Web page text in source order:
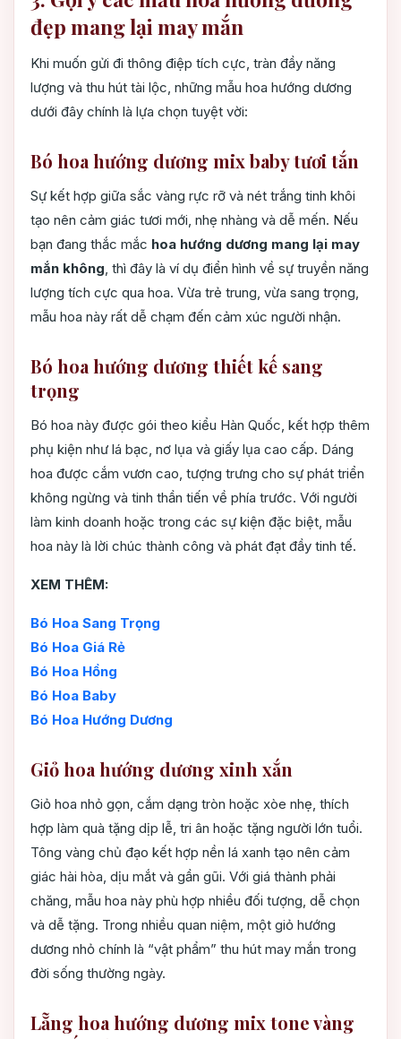
đẹp mang lại may mắn
Khi muốn gửi đi thông điệp tích cực, tràn đầy năng
lượng và thu hút tài lộc, những mẫu hoa hướng dương
dưới đây chính là lựa chọn tuyệt vời:
Bó hoa hướng dương mix baby tươi tắn
Sự kết hợp giữa sắc vàng rực rỡ và nét trắng tinh khôi
tạo nên cảm giác tươi mới, nhẹ nhàng và dễ mến. Nếu
bạn đang thắc mắc hoa hướng dương mang lại may
mắn không, thì đây là ví dụ điển hình về sự truyền năng
lượng tích cực qua hoa. Vừa trẻ trung, vừa sang trọng,
mẫu hoa này rất dễ chạm đến cảm xúc người nhận.
Bó hoa hướng dương thiết kế sang
trọng
Bó hoa này được gói theo kiểu Hàn Quốc, kết hợp thêm
phụ kiện như lá bạc, nơ lụa và giấy lụa cao cấp. Dáng
hoa được cắm vươn cao, tượng trưng cho sự phát triển
không ngừng và tinh thần tiến về phía trước. Với người
làm kinh doanh hoặc trong các sự kiện đặc biệt, mẫu
hoa này là lời chúc thành công và phát đạt đầy tinh tế.
XEM THÊM:
Bó Hoa Sang Trọng
Bó Hoa Giá Rẻ
Bó Hoa Hồng
Bó Hoa Baby
Bó Hoa Hướng Dương
Giỏ hoa hướng dương xinh xắn
Giỏ hoa nhỏ gọn, cắm dạng tròn hoặc xòe nhẹ, thích
hợp làm quà tặng dịp lễ, tri ân hoặc tặng người lớn tuổi.
Tông vàng chủ đạo kết hợp nền lá xanh tạo nên cảm
giác hài hòa, dịu mắt và gần gũi. Với giá thành phải
chăng, mẫu hoa này phù hợp nhiều đối tượng, dễ chọn
và dễ tặng. Trong nhiều quan niệm, một giỏ hướng
dương nhỏ chính là “vật phẩm” thu hút may mắn trong
đời sống thường ngày.
Lẵng hoa hướng dương mix tone vàng